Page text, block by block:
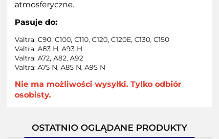
atmosferyczne.
Pasuje do:
Valtra: C90, C100, C110, C120, C120E, C130, C150
Valtra: A83 H, A93 H
Valtra: A72, A82, A92
Valtra: A75 N, A85 N, A95 N
Nie ma możliwości wysyłki. Tylko odbiór
osobisty.
OSTATNIO OGLĄDANE PRODUKTY